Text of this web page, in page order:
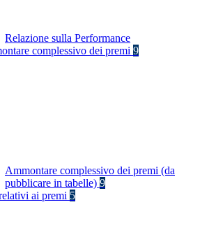
Relazione sulla Performance
complessivo dei premi 9
Ammontare complessivo dei premi (da
pubblicare in tabelle) 9
ai premi 5